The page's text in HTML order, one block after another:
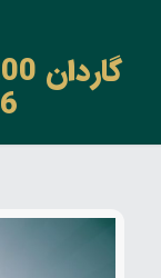
6 خاری استاندارد